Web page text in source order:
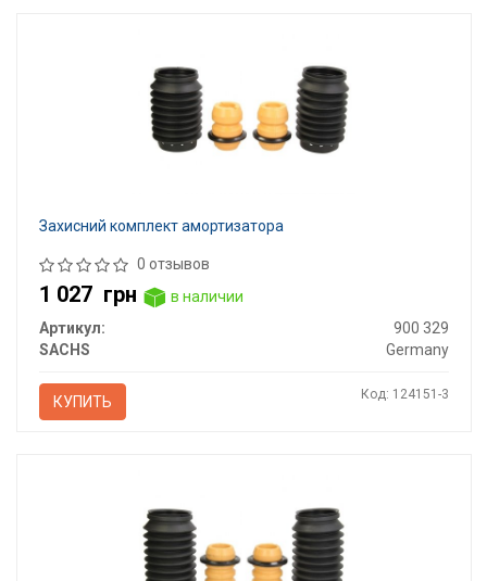
Захисний комплект амортизатора
0 отзывов
1 027 грн
в наличии
Артикул:
900 329
SACHS
Germany
КУПИТЬ Код: 124151-3